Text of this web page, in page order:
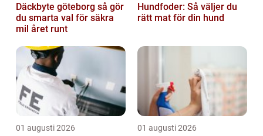
Däckbyte göteborg så gör
du smarta val för säkra
mil året runt
Hundfoder: Så väljer du
rätt mat för din hund
01 augusti 2026 01 augusti 2026